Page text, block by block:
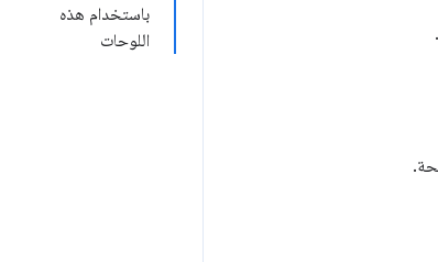
باستخدام هذه
اللوحات
.